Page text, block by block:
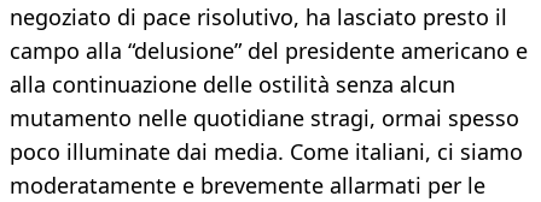
negoziato di pace risolutivo, ha lasciato presto il
campo alla “delusione” del presidente americano e
alla continuazione delle ostilità senza alcun
mutamento nelle quotidiane stragi, ormai spesso
poco illuminate dai media. Come italiani, ci siamo
moderatamente e brevemente allarmati per le